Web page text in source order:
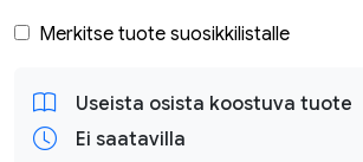
Merkitse tuote suosikkilistalle
Useista osista koostuva tuote
Ei saatavilla